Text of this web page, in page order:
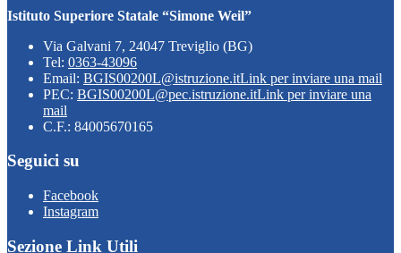
Istituto Superiore Statale “Simone Weil”
Via Galvani 7, 24047 Treviglio (BG)
Tel: 0363-43096
Email: BGIS00200L@istruzione.itLink per inviare una mail
PEC: BGIS00200L@pec.istruzione.itLink per inviare una
mail
C.F.: 84005670165
Seguici su
Facebook
Instagram
Sezione Link Utili